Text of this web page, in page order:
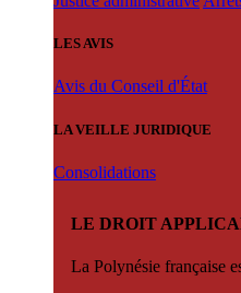
LES AVIS
Avis du Conseil d'État
LA VEILLE JURIDIQUE
Consolidations
LE DROIT
La Polynésie française